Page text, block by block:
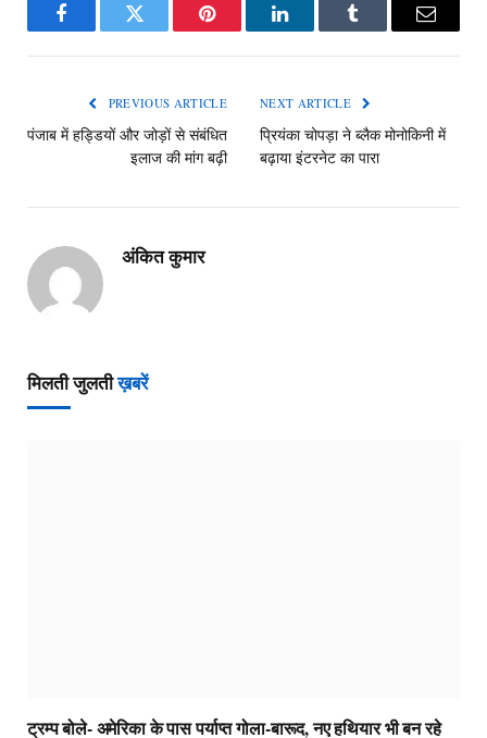
FacebookTwitter Pinterest LinkedInTumblr Email
PREVIOUS ARTICLE
पंजाब में हड्डियों और जोड़ों से संबंधित
इलाज की मांग बढ़ी
NEXT ARTICLE
प्रियंका चोपड़ा ने ब्लैक मोनोकिनी में
बढ़ाया इंटरनेट का पारा
अंकित कुमार
मिलती जुलतीख़बरें
ट्रम्प बोले- अमेरिका के पास पर्याप्त गोला-बारूद, नए हथियार भी बन रहे